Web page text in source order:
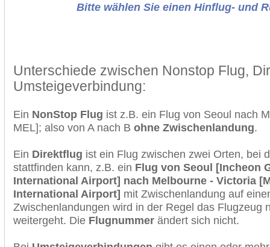
Bitte wählen Sie einen Hinflug- und
Unterschiede zwischen Nonstop Flug,
Umsteigeverbindung:
Ein NonStop Flug ist z.B. ein Flug von Seoul nach
MEL]; also von A nach B ohne Zwischenlandung.
Ein Direktflug ist ein Flug zwischen zwei Orten, bei
stattfinden kann, z.B. ein Flug von Seoul [Incheon
International Airport] nach Melbourne - Victoria
International Airport] mit Zwischenlandung auf
Zwischenlandungen wird in der Regel das Flugzeug
weitergeht. Die Flugnummer ändert sich nicht.